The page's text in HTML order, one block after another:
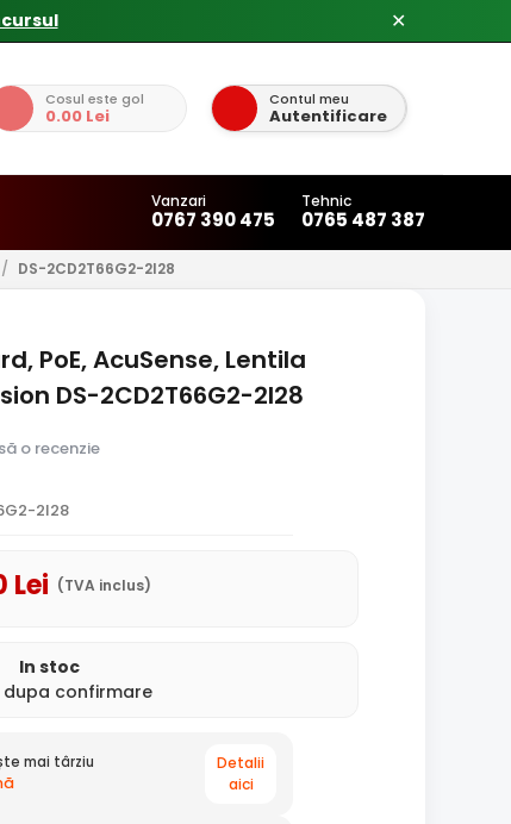
✕
Cosul este gol
0.00 Lei
Contul meu
Autentificare
Vanzari
0767 390 475
Tehnic
0765 487 387
/ DS-2CD2T66G2-2I28
PoE, AcuSense, Lentila
DS-2CD2T66G2-2I28
o recenzie
2I28
Lei (TVA inclus)
In stoc
dupa confirmare
mai târziu
Detalii
aici